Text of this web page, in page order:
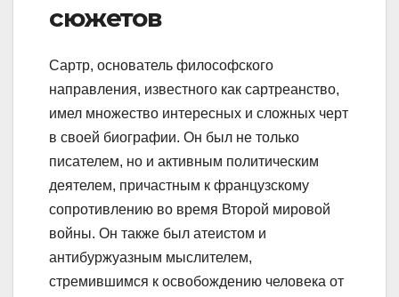
сюжетов
Сартр, основатель философского
направления, известного как сартреанство,
имел множество интересных и сложных черт
в своей биографии. Он был не только
писателем, но и активным политическим
деятелем, причастным к французскому
сопротивлению во время Второй мировой
войны. Он также был атеистом и
антибуржуазным мыслителем,
стремившимся к освобождению человека от